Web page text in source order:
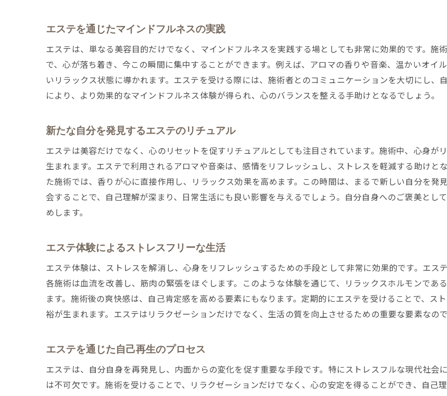
エステによる心の浄化とリフレッシュ
エステで得られる心の解放と癒しの体験
エステを通じたマインドフルネスの実践
エステは、単なる美容目的だけでなく、マインドフルネスを実践する場としても非常に効果的です。施
で、心が落ち着き、今この瞬間に集中することができます。例えば、アロマの香りや音楽、温かいオイ
いリラックス状態に導かれます。エステを受ける際には、施術者とのコミュニケーションを大切にし、
により、より効果的なマインドフルネス体験が得られ、心のバランスを整える手助けとなるでしょう。
新たな自分を発見するエステのリチュアル
エステは美容だけでなく、心のリセットを促すリチュアルとしても注目されています。施術中、心身が
生まれます。エステで利用されるアロマや音楽は、感情をリフレッシュし、ストレスを軽減する助けと
た施術では、香りが心に直接作用し、リラックス効果を高めます。この時間は、まるで新しい自分を発
会することで、自己理解が深まり、日常生活にも良い影響を与えるでしょう。自分自身へのご褒美とし
めします。
エステ体験によるストレスフリーな生活
エステ体験は、ストレスを解消し、心身をリフレッシュするための手段として非常に効果的です。エス
各施術は血流を改善し、筋肉の緊張をほぐします。このような体験を通じて、リラックスホルモンであ
ます。施術後の爽快感は、自己肯定感を高める要素にもなります。定期的にエステを受けることで、ス
裕が生まれます。エステはリラクゼーションだけでなく、生活の質を向上させるための重要な要素なので
エステを通じた自己再生のプロセス
エステは、自分自身を再発見し、内面からの変化を促す重要な手段です。特にストレスフルな現代社会
は不可欠です。施術を受けることで、リラクゼーションだけでなく、心の安定を得ることができ、自己